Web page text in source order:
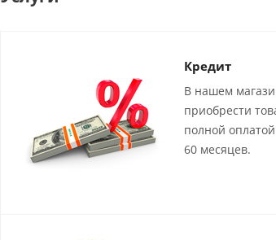
Кредит
В нашем
приобрести
полной
60 месяцев.